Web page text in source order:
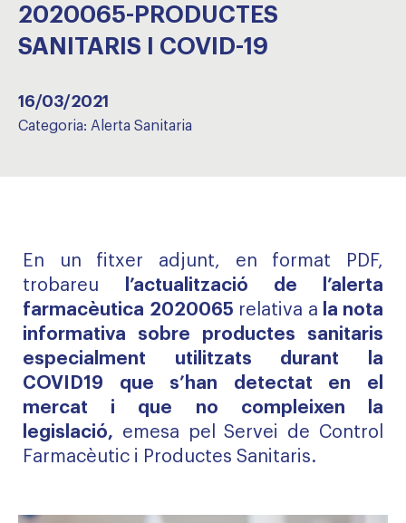
2020065-PRODUCTES
SANITARIS I COVID-19
16/03/2021
Categoria: Alerta Sanitaria
En un fitxer adjunt, en format PDF,
trobareu
l’actualització de l’alerta
farmacèutica 2020065 relativa a la nota
informativa sobre productes sanitaris
especialment utilitzats durant la
COVID19 que s’han detectat en el
mercat i que no compleixen la
legislació, emesa pel Servei de Control
Farmacèutic i Productes Sanitaris.